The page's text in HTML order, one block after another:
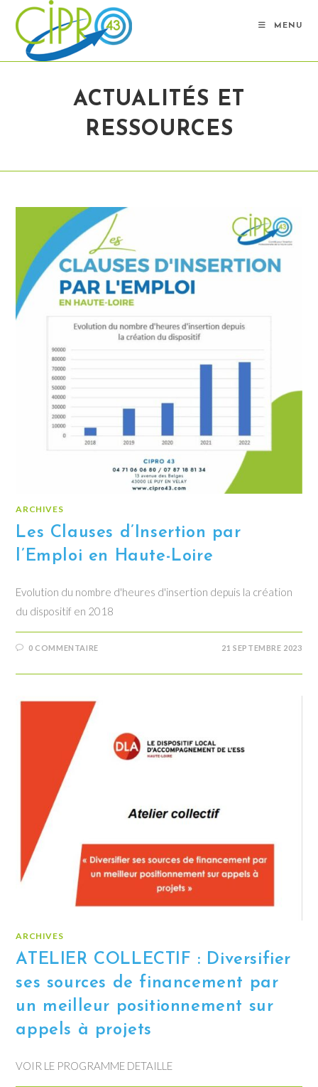
content
MENU
ACTUALITÉS ET
RESSOURCES
ARCHIVES
Les Clauses d’Insertion par
l’Emploi en Haute-Loire
Evolution du nombre d'heures d'insertion depuis la création
du dispositif en 2018
0 COMMENTAIRE 21 SEPTEMBRE 2023
ARCHIVES
ATELIER COLLECTIF : Diversifier
ses sources de financement par
un meilleur positionnement sur
appels à projets
VOIR LE PROGRAMME DETAILLE